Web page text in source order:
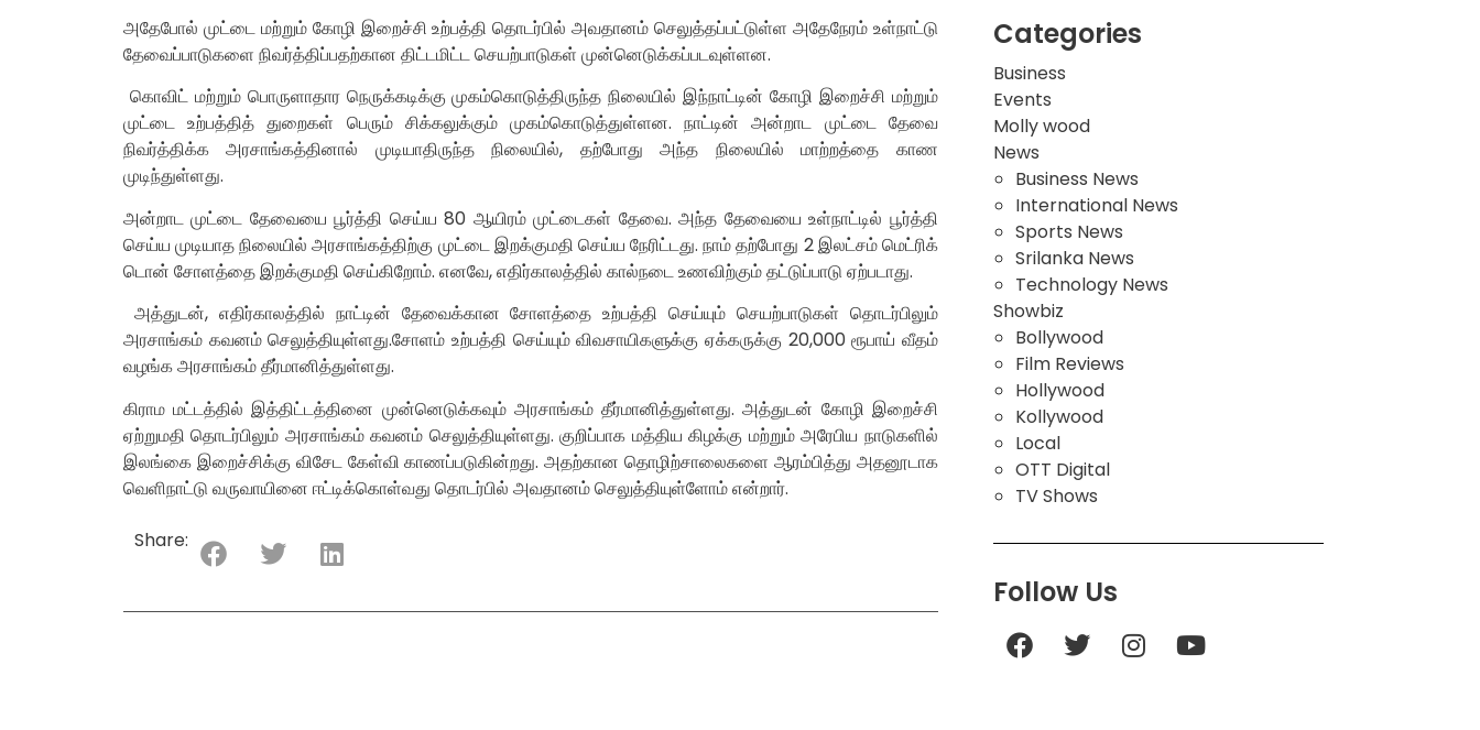
அதேபோல் முட்டை மற்றும் கோழி இறைச்சி உற்பத்தி தொடர்பில் அவதானம் செலுத்தப்பட்டுள்ள அதேநேரம் உள்நாட்டு
தேவைப்பாடுகளை நிவர்த்திப்பதற்கான திட்டமிட்ட செயற்பாடுகள் முன்னெடுக்கப்படவுள்ளன.
கொவிட் மற்றும் பொருளாதார நெருக்கடிக்கு முகம்கொடுத்திருந்த நிலையில் இந்நாட்டின் கோழி இறைச்சி மற்றும்
முட்டை உற்பத்தித் துறைகள் பெரும் சிக்கலுக்கும் முகம்கொடுத்துள்ளன. நாட்டின் அன்றாட முட்டை தேவை
நிவர்த்திக்க அரசாங்கத்தினால் முடியாதிருந்த நிலையில், தற்போது அந்த நிலையில் மாற்றத்தை காண
முடிந்துள்ளது.
அன்றாட முட்டை தேவையை பூர்த்தி செய்ய 80 ஆயிரம் முட்டைகள் தேவை. அந்த தேவையை உள்நாட்டில் பூர்த்தி
செய்ய முடியாத நிலையில் அரசாங்கத்திற்கு முட்டை இறக்குமதி செய்ய நேரிட்டது. நாம் தற்போது 2 இலட்சம் மெட்ரிக்
டொன் சோளத்தை இறக்குமதி செய்கிறோம். எனவே, எதிர்காலத்தில் கால்நடை உணவிற்கும் தட்டுப்பாடு ஏற்படாது.
அத்துடன், எதிர்காலத்தில் நாட்டின் தேவைக்கான சோளத்தை உற்பத்தி செய்யும் செயற்பாடுகள் தொடர்பிலும்
அரசாங்கம் கவனம் செலுத்தியுள்ளது.சோளம் உற்பத்தி செய்யும் விவசாயிகளுக்கு ஏக்கருக்கு 20,000 ரூபாய் வீதம்
வழங்க அரசாங்கம் தீர்மானித்துள்ளது.
கிராம மட்டத்தில் இத்திட்டத்தினை முன்னெடுக்கவும் அரசாங்கம் தீர்மானித்துள்ளது. அத்துடன் கோழி இறைச்சி
ஏற்றுமதி தொடர்பிலும் அரசாங்கம் கவனம் செலுத்தியுள்ளது. குறிப்பாக மத்திய கிழக்கு மற்றும் அரேபிய நாடுகளில்
இலங்கை இறைச்சிக்கு விசேட கேள்வி காணப்படுகின்றது. அதற்கான தொழிற்சாலைகளை ஆரம்பித்து அதனூடாக
வெளிநாட்டு வருவாயினை ஈட்டிக்கொள்வது தொடர்பில் அவதானம் செலுத்தியுள்ளோம் என்றார்.
Share:
Categories
Business
Events
Molly wood
News
Business News
International News
Sports News
Srilanka News
Technology News
Showbiz
Bollywood
Film Reviews
Hollywood
Kollywood
Local
OTT Digital
TV Shows
Follow Us